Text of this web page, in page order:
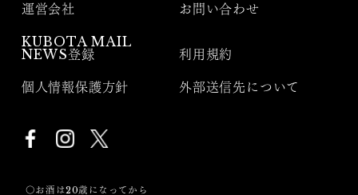
運営会社 お問い合わせ
KUBOTA MAIL
NEWS登録
利用規約
個人情報保護方針 外部送信先について
〇お酒は20歳になってから